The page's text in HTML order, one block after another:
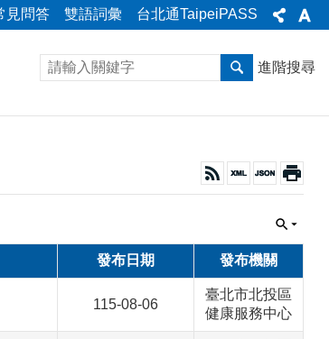
見問答 雙語詞彙 台北通TaipeiPASS
進階搜尋
發布日期 發布機關
115-08-06
臺北市北投區
健康服務中心